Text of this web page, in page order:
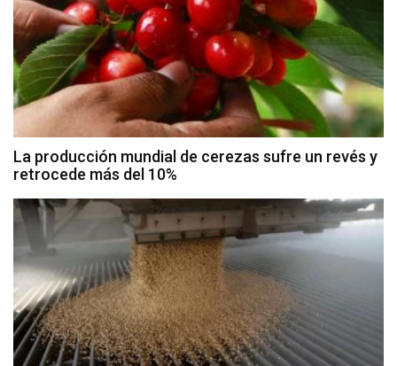
La producción mundial de cerezas sufre un revés y
retrocede más del 10%